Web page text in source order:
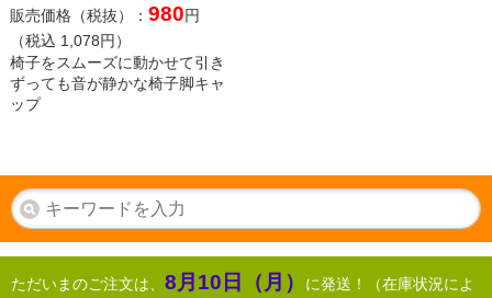
販売価格（税抜）： 980円
（税込 1,078円）
椅子をスムーズに動かせて引き
ずっても音が静かな椅子脚キャ
ップ
ただいまのご注文は、 8月10日（月）
に発送！（在庫状況によ